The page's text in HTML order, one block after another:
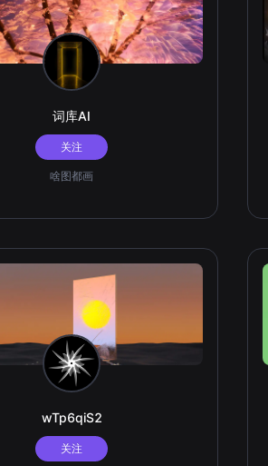
词库AI
关注
啥图都画
wTp6qiS2
关注